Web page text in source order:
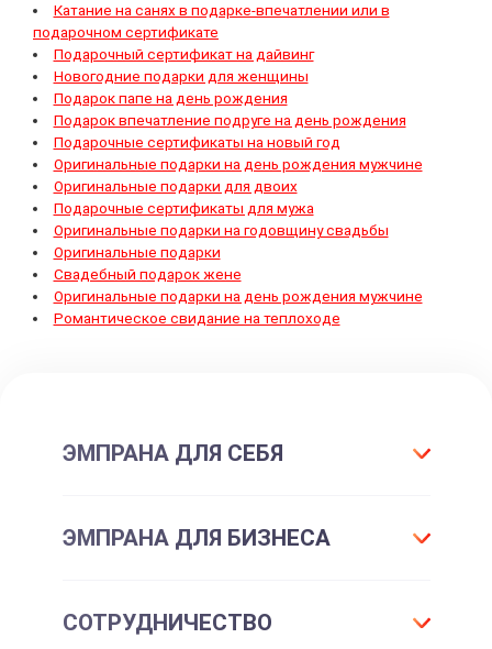
Катание на санях в подарке-впечатлении или в
подарочном сертификате
Подарочный сертификат на дайвинг
Новогодние подарки для женщины
Подарок папе на день рождения
Подарок впечатление подруге на день рождения
Подарочные сертификаты на новый год
Оригинальные подарки на день рождения мужчине
Оригинальные подарки для двоих
Подарочные сертификаты для мужа
Оригинальные подарки на годовщину свадьбы
Оригинальные подарки
Свадебный подарок жене
Оригинальные подарки на день рождения мужчине
Романтическое свидание на теплоходе
ЭМПРАНА ДЛЯ СЕБЯ
Все впечатления
Подарочные сертификаты
ЭМПРАНА ДЛЯ БИЗНЕСА
Для отдела персонала
СОТРУДНИЧЕСТВО